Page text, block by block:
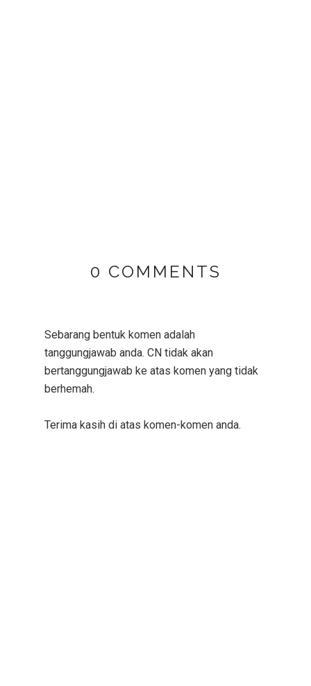
0 COMMENTS
Sebarang bentuk komen adalah
tanggungjawab anda. CN tidak akan
bertanggungjawab ke atas komen yang tidak
berhemah.
Terima kasih di atas komen-komen anda.